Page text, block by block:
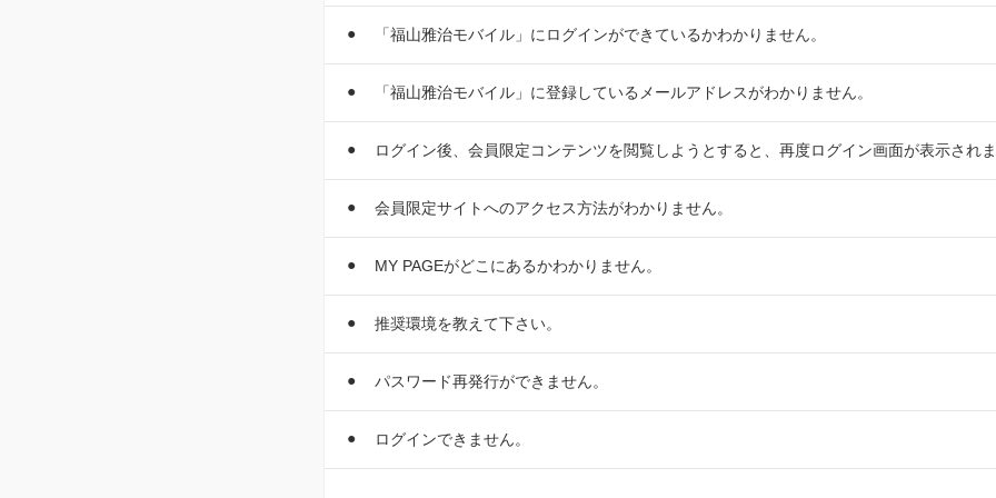
「福山雅治モバイル」にログインができているかわかりません。
「福山雅治モバイル」に登録しているメールアドレスがわかりません。
ログイン後、会員限定コンテンツを閲覧しようとすると、再度ログイン画面が表示され
会員限定サイトへのアクセス方法がわかりません。
MY PAGEがどこにあるかわかりません。
推奨環境を教えて下さい。
パスワード再発行ができません。
ログインできません。